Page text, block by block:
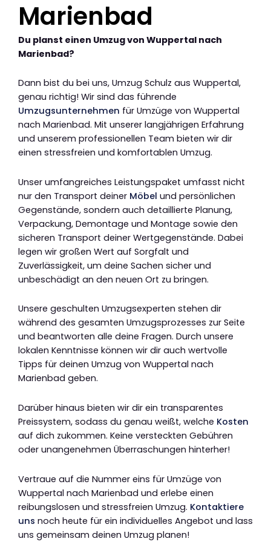
Marienbad
Du planst einen Umzug von Wuppertal nach
Marienbad?
Dann bist du bei uns, Umzug Schulz aus Wuppertal,
genau richtig! Wir sind das führende
Umzugsunternehmen für Umzüge von Wuppertal
nach Marienbad. Mit unserer langjährigen Erfahrung
und unserem professionellen Team bieten wir dir
einen stressfreien und komfortablen Umzug.
Unser umfangreiches Leistungspaket umfasst nicht
nur den Transport deiner Möbel und persönlichen
Gegenstände, sondern auch detaillierte Planung,
Verpackung, Demontage und Montage sowie den
sicheren Transport deiner Wertgegenstände. Dabei
legen wir großen Wert auf Sorgfalt und
Zuverlässigkeit, um deine Sachen sicher und
unbeschädigt an den neuen Ort zu bringen.
Unsere geschulten Umzugsexperten stehen dir
während des gesamten Umzugsprozesses zur Seite
und beantworten alle deine Fragen. Durch unsere
lokalen Kenntnisse können wir dir auch wertvolle
Tipps für deinen Umzug von Wuppertal nach
Marienbad geben.
Darüber hinaus bieten wir dir ein transparentes
Preissystem, sodass du genau weißt, welche Kosten
auf dich zukommen. Keine versteckten Gebühren
oder unangenehmen Überraschungen hinterher!
Vertraue auf die Nummer eins für Umzüge von
Wuppertal nach Marienbad und erlebe einen
reibungslosen und stressfreien Umzug. Kontaktiere
uns noch heute für ein individuelles Angebot und lass
uns gemeinsam deinen Umzug planen!